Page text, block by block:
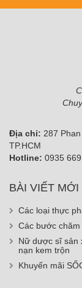
Địa chỉ: 287
TP.HCM
Hotline: 0935
BÀI VIẾT MỚI
Các loại thực
Các bước
Nữ dược sĩ sản
nạn kem trộn
Khuyến mãi